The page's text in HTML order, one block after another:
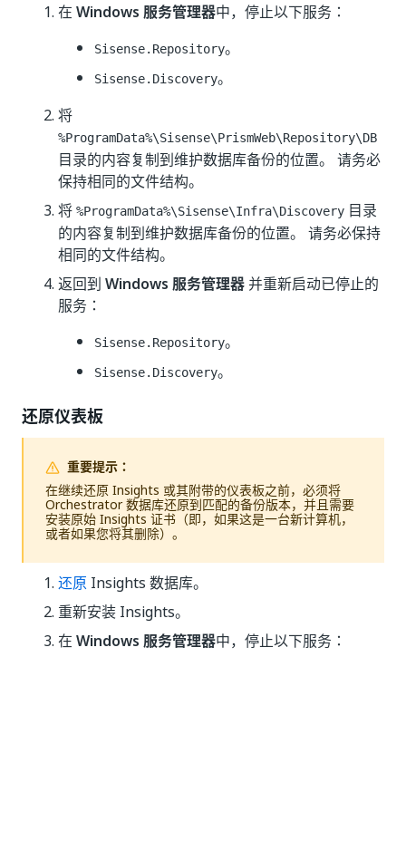
在 Windows 服务管理器中，停止以下服务：
Sisense.Repository。
Sisense.Discovery。
将
%ProgramData%\Sisense\PrismWeb\Repository\DB
目录的内容复制到维护数据库备份的位置。 请务必
保持相同的文件结构。
将 %ProgramData%\Sisense\Infra\Discovery 目录
的内容复制到维护数据库备份的位置。 请务必保持
相同的文件结构。
返回到 Windows 服务管理器 并重新启动已停止的
服务：
Sisense.Repository。
Sisense.Discovery。
还原仪表板
重要提示：
在继续还原 Insights 或其附带的仪表板之前，必须将
Orchestrator 数据库还原到匹配的备份版本，并且需要
安装原始 Insights 证书（即，如果这是一台新计算机，
或者如果您将其删除）。
还原 Insights 数据库。
重新安装 Insights。
在 Windows 服务管理器中，停止以下服务：